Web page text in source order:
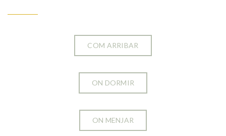
COM ARRIBAR
ON DORMIR
ON MENJAR